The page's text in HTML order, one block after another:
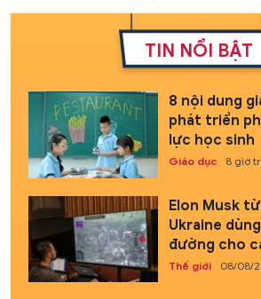
TIN NỔI BẬT
8 nội dung
phát triển
lực học sinh
Giáo dục 8 giờ
Elon Musk
Ukraine
đường cho
Thế giới 08/08/